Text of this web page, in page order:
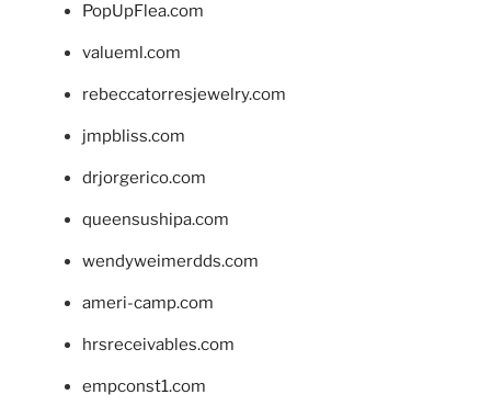
PopUpFlea.com
valueml.com
rebeccatorresjewelry.com
jmpbliss.com
drjorgerico.com
queensushipa.com
wendyweimerdds.com
ameri-camp.com
hrsreceivables.com
empconst1.com